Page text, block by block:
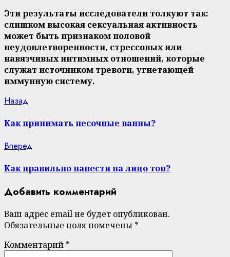
Эти результаты исследователи толкуют так:
слишком высокая сексуальная активность
может быть признаком половой
неудовлетворенности, стрессовых или
навязчивых интимных отношений, которые
служат источником тревоги, угнетающей
иммунную систему.
Continue
Reading
Назад
Как принимать песочные ванны?
Вперед
Как правильно нанести на лицо тон?
Добавить комментарий
Ваш адрес email не будет опубликован.
Обязательные поля помечены *
Комментарий *